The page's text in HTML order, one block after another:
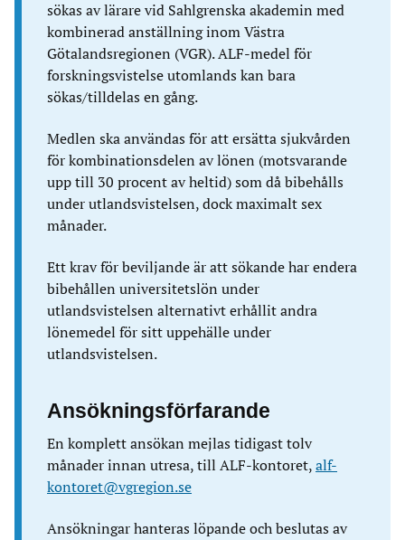
sökas av lärare vid Sahlgrenska akademin med
kombinerad anställning inom Västra
Götalandsregionen (VGR). ALF-medel för
forskningsvistelse utomlands kan bara
sökas/tilldelas en gång.
Medlen ska användas för att ersätta sjukvården
för kombinationsdelen av lönen (motsvarande
upp till 30 procent av heltid) som då bibehålls
under utlandsvistelsen, dock maximalt sex
månader.
Ett krav för beviljande är att sökande har endera
bibehållen universitetslön under
utlandsvistelsen alternativt erhållit andra
lönemedel för sitt uppehälle under
utlandsvistelsen.
Ansökningsförfarande
En komplett ansökan mejlas tidigast tolv
månader innan utresa, till ALF-kontoret, alf-
kontoret@vgregion.se
Ansökningar hanteras löpande och beslutas av